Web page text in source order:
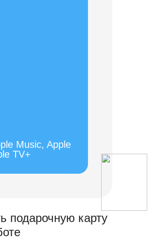
Music, Apple
TV+
подарочную карту